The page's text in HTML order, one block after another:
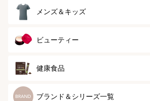
ランジェリー
イツ
スポーツ
アウター
グッズ
メンズ＆キッズ
メンズトップ
メンズソックス
ビューティー
スキンケア
スペシャルケア
健康食品
健康食品
ブランド＆シリーズ一覧